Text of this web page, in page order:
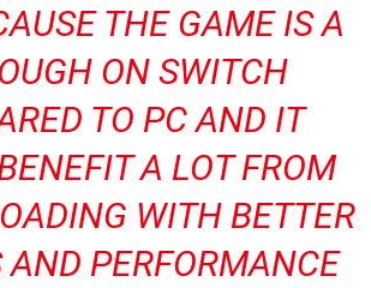
THE GAME IS A
ON SWITCH
TO PC AND IT
A LOT FROM
WITH BETTER
AND PERFORMANCE